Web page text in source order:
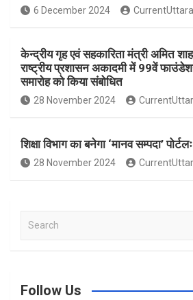
6 December 2024
केन्द्रीय गृह एवं सहकारिता मंत्री अमित
राष्ट्रीय प्रशासन अकादमी में 99वें
समारोह को किया संबोधित
28 November 2024
शिक्षा विभाग का बनेगा ‘मानव सम्पदा’
28 November 2024
a
c
Follow Us